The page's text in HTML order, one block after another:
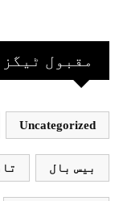
مقبول ٹیگز
Uncategorized
بیس بال